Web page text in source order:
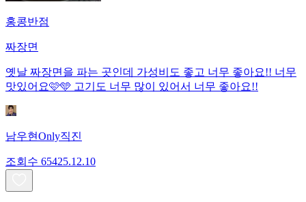
홍콩반점
짜장면
옛날 짜장면을 파는 곳인데 가성비도 좋고 너무 좋아요!! 너무
맛있어요🩷🩵 고기도 너무 많이 있어서 너무 좋아요!!
남우현Only직진
조회수 65425.12.10